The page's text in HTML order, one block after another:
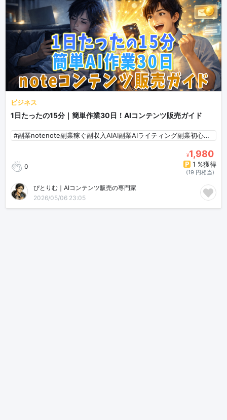
ビジネス
1日たったの15分｜簡単作業30日！AIコンテンツ販売ガイド
#副業notenote副業稼ぐ副収入AIAI副業AIライティング副業初心者AI初心者
0
¥1,980
1 %獲得
(19 円相当)
ぴとりむ｜AIコンテンツ販売の専門家
2026/05/06 23:05